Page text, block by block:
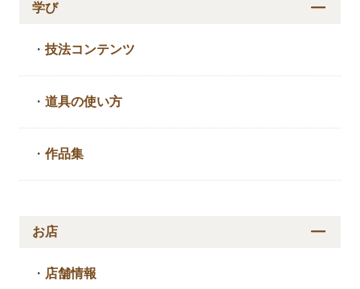
学び
・技法コンテンツ
・道具の使い方
・作品集
お店
・ 店舗情報